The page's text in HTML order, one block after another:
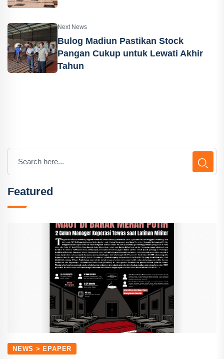
Next News
Bulog Madiun Pastikan Stock
Pangan Cukup untuk Lewati Akhir
Tahun
Featured
NEWS > EPAPER